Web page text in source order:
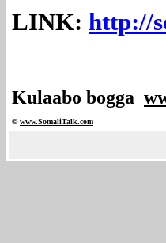
LINK: http://
Kulaabo bogga
©www.SomaliTalk.com